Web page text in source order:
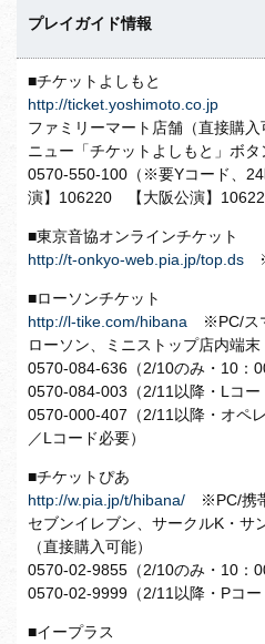
プレイガイド情報
■チケットよしもと
http://ticket.yoshimoto.co.jp
ファミリーマート店舗（直接購
ニュー「チケットよしもと」ボタ
0570-550-100（※要Yコード、
演】106220 【大阪公演】
■東京音協オンラインチケット
http://t-onkyo-web.pia.jp/top.ds
■ローソンチケット
http://l-tike.com/hibana ※PC/ス
ローソン、ミニストップ店内端末
0570-084-636（2/10のみ・10：
0570-084-003（2/11以降・Lコー
0570-000-407（2/11以降・オペ
／Lコード必要）
■チケットぴあ
http://w.pia.jp/t/hibana/ ※PC/携
セブンイレブン、サークルK・サ
（直接購入可能）
0570-02-9855（2/10のみ・10：
0570-02-9999（2/11以降・Pコー
■イープラス